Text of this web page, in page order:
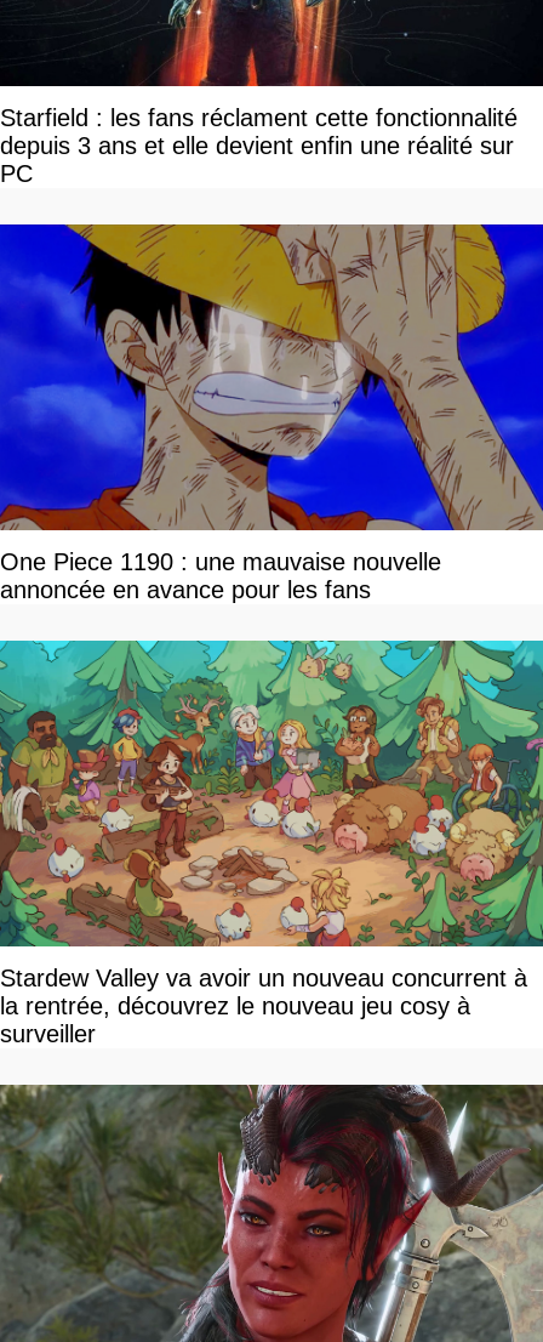
Starfield : les fans réclament cette fonctionnalité
depuis 3 ans et elle devient enfin une réalité sur
PC
One Piece 1190 : une mauvaise nouvelle
annoncée en avance pour les fans
Stardew Valley va avoir un nouveau concurrent à
la rentrée, découvrez le nouveau jeu cosy à
surveiller